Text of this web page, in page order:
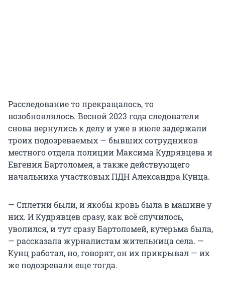
Расследование то прекращалось, то
возобновлялось. Весной 2023 года следователи
снова вернулись к делу и уже в июле задержали
троих подозреваемых — бывших сотрудников
местного отдела полиции Максима Кудрявцева и
Евгения Бартоломея, а также действующего
начальника участковых ПДН Александра Кунца.
— Сплетни были, и якобы кровь была в машине у
них. И Кудрявцев сразу, как всё случилось,
уволился, и тут сразу Бартоломей, кутерьма была,
— рассказала журналистам жительница села. —
Кунц работал, но, говорят, он их прикрывал — их
же подозревали еще тогда.